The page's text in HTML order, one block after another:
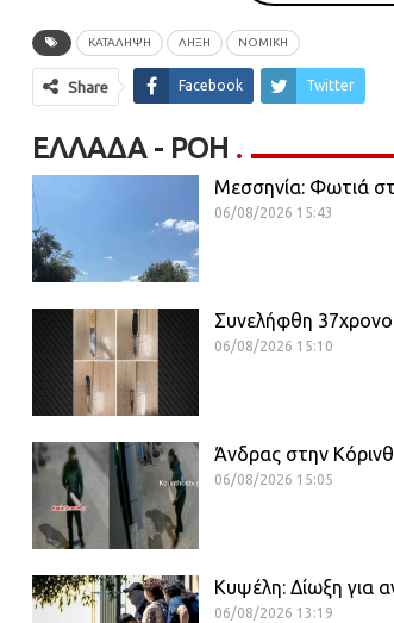
ΚΑΤΑΛΗΨΗ ΛΗΞΗ ΝΟΜΙΚΗ
Share Facebook Twitter
ΕΛΛΆΔΑ - ΡΟΗ
Μεσσηνία: Φωτιά
06/08/2026 15:43
Συνελήφθη
06/08/2026 15:10
Άνδρας στην
06/08/2026 15:05
Κυψέλη: Δίωξη για
06/08/2026 13:19